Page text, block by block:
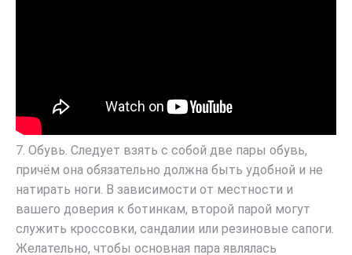
7. Обувь. Следует взять с собой две пары обувь,
причём она обязательно должна быть удобной и не
натирать ноги. В зависимости от местности и
вашего доверия к ботинкам, второй парой могут
служить кроссовки, сандалии или резиновые сапоги.
Желательно, чтобы основная пара являлась